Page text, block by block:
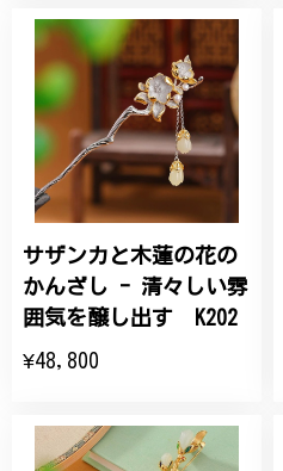
サザンカと木蓮の花の
かんざし - 清々しい雰
囲気を醸し出す K202
¥48,800